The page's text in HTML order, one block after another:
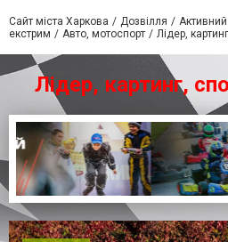
Сайт міста Харкова Дозвілля
екстрим
Авто, мотоспорт Лідер,
Лідер, картинг,